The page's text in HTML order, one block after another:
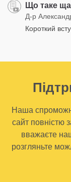
Що таке
Д-р
Короткий
Наша
сайт повністю
вважаєте
розгляньте